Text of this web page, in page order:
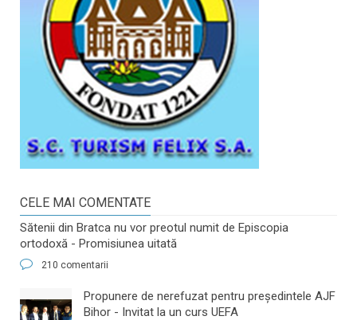
CELE MAI COMENTATE
Sătenii din Bratca nu vor preotul numit de Episcopia
ortodoxă - Promisiunea uitată
210 comentarii
​Propunere de nerefuzat pentru preşedintele AJF
Bihor - Invitat la un curs UEFA